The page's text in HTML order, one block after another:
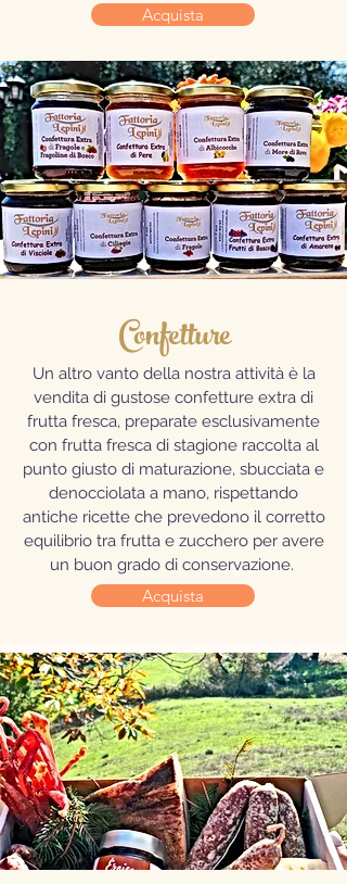
Acquista
Confetture
Un altro vanto della nostra attività è la
vendita di gustose confetture extra di
frutta fresca, preparate esclusivamente
con frutta fresca di stagione raccolta al
punto giusto di maturazione, sbucciata e
denocciolata a mano, rispettando
antiche ricette che prevedono il corretto
equilibrio tra frutta e zucchero per avere
un buon grado di conservazione.
Acquista